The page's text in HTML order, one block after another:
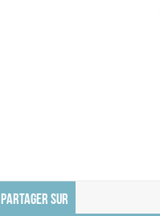
PARTAGER SUR